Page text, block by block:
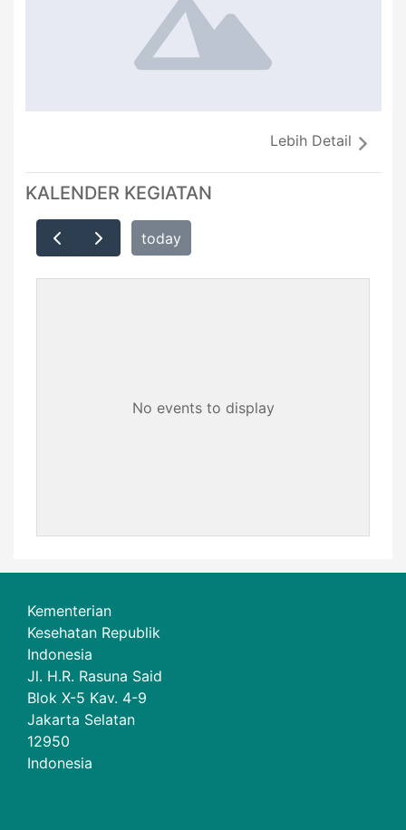
Lebih Detail
KALENDER KEGIATAN
today
No events to display
Kementerian
Kesehatan Republik
Indonesia
Jl. H.R. Rasuna Said
Blok X-5 Kav. 4-9
Jakarta Selatan
12950
Indonesia